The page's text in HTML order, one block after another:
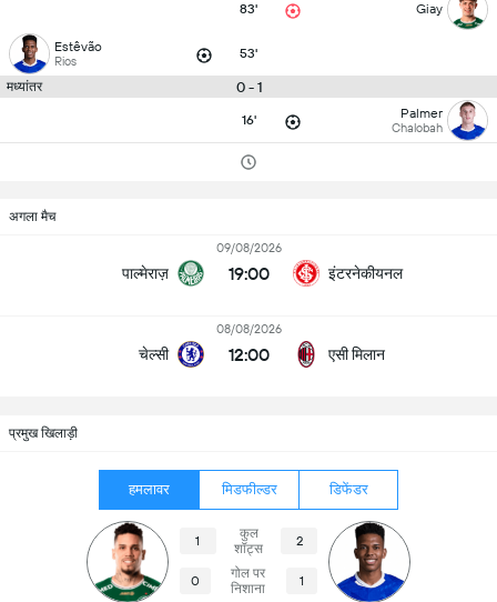
83' Giay
Estêvão
Rios 53'
मध्यांतर 0 - 1
16' Palmer
Chalobah
अगला मैच
पाल्मेराज़
09/08/2026
19:00 इंटरनेकीयनल
चेल्सी
08/08/2026
12:00 एसी मिलान
प्रमुख खिलाड़ी
हमलावर मिडफील्डर डिफेंडर
1
कुल
शॉट्स
2
0
गोल पर
निशाना
1